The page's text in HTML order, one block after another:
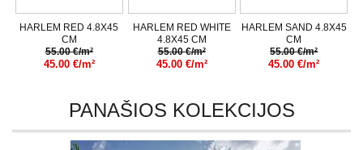
HARLEM RED 4.8X45
CM
55.00 €/m²
45.00 €/m²
HARLEM RED WHITE
4.8X45 CM
55.00 €/m²
45.00 €/m²
HARLEM SAND 4.8X45
CM
55.00 €/m²
45.00 €/m²
PANAŠIOS KOLEKCIJOS